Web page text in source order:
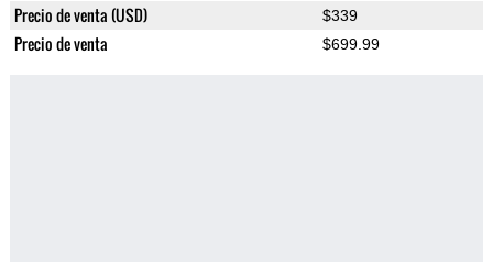
Precio de venta (USD) $339
Precio de venta $699.99